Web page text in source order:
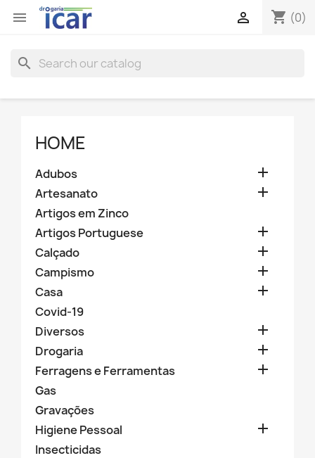
 shopping_cart (0)

search
HOME
Adubos 
Artesanato 
Artigos em Zinco
Artigos Portuguese

Calçado 
Campismo 
Casa 
Covid-19
Diversos

Drogaria 
Ferragens e Ferramentas 
Gas
Gravações
Higiene Pessoal

Insecticidas